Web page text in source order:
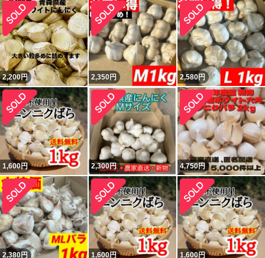
2,200円 2,350円 2,580円
1,600円 2,300円 4,750円
2,380円 1,600円 1,600円